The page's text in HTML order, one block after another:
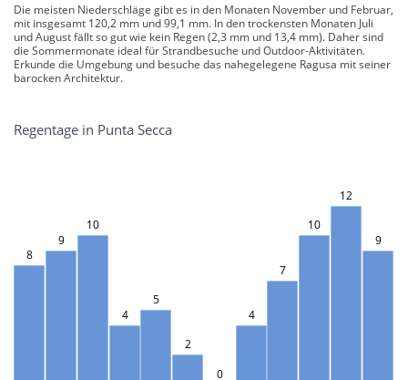
Die meisten Niederschläge gibt es in den Monaten November und Februar,
mit insgesamt 120,2 mm und 99,1 mm. In den trockensten Monaten Juli
und August fällt so gut wie kein Regen (2,3 mm und 13,4 mm). Daher sind
die Sommermonate ideal für Strandbesuche und Outdoor-Aktivitäten.
Erkunde die Umgebung und besuche das nahegelegene Ragusa mit seiner
barocken Architektur.
Regentage in Punta Secca
8
9
10
4
5
2
0
4
7
10
12
9